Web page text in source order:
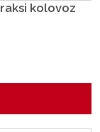
kolovoz